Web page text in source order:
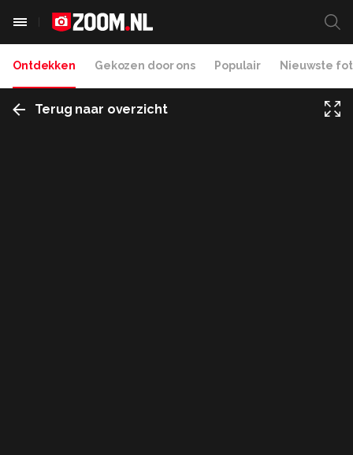
Ontdekken Gekozen door ons Populair Nieuwste
Terug naar overzicht